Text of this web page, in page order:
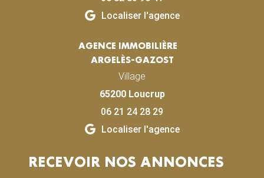
Localiser l'agence
AGENCE IMMOBILIÈRE
ARGELÈS-GAZOST
Village
65200 Loucrup
06 21 24 28 29
Localiser l'agence
RECEVOIR NOS ANNONCES